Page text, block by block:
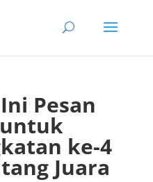
Pesan
ke-4
Juara